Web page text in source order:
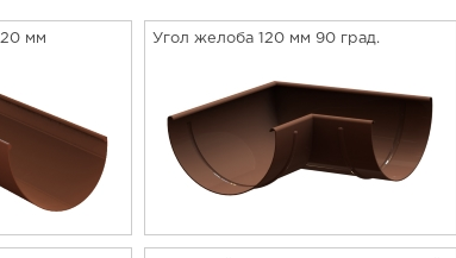
мм Угол желоба 120 мм 90 град.